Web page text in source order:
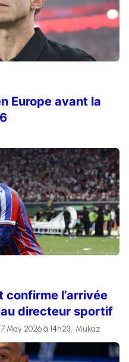
Europe avant la
confirme l’arrivée
directeur sportif
2026 à 14h23 • Mukaz